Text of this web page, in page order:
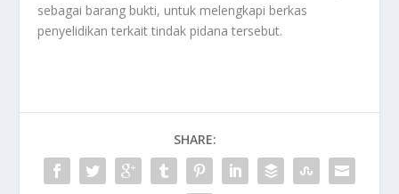
sebagai barang bukti, untuk melengkapi berkas
penyelidikan terkait tindak pidana tersebut.
SHARE: